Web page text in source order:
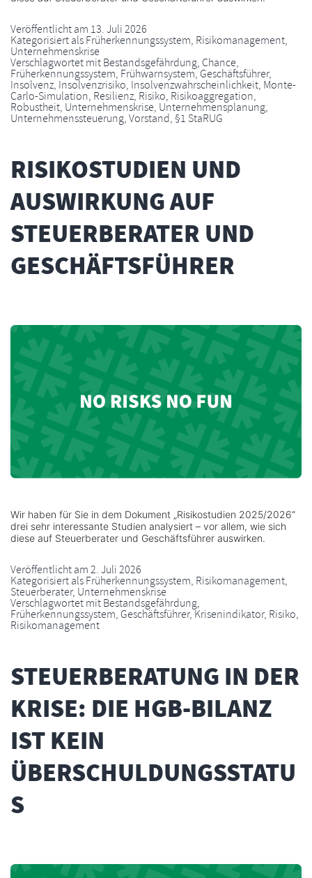
Veröffentlicht am 13. Juli 2026
Kategorisiert alsFrüherkennungssystem, Risikomanagement,
Unternehmenskrise
Verschlagwortet mitBestandsgefährdung, Chance,
Früherkennungssystem, Frühwarnsystem, Geschäftsführer,
Insolvenz, Insolvenzrisiko, Insolvenzwahrscheinlichkeit, Monte-
Carlo-Simulation, Resilienz, Risiko, Risikoaggregation,
Robustheit, Unternehmenskrise, Unternehmensplanung,
Unternehmenssteuerung,Vorstand,§1 StaRUG
RISIKOSTUDIEN UND
AUSWIRKUNG AUF
STEUERBERATER UND
GESCHÄFTSFÜHRER
Wir haben für Sie in dem Dokument „Risikostudien 2025/2026“
drei sehr interessante Studien analysiert – vor allem, wie sich
diese auf Steuerberater und Geschäftsführer auswirken.
Veröffentlicht am2. Juli 2026
Kategorisiert alsFrüherkennungssystem, Risikomanagement,
Steuerberater, Unternehmenskrise
Verschlagwortet mitBestandsgefährdung,
Früherkennungssystem, Geschäftsführer,Krisenindikator, Risiko,
Risikomanagement
STEUERBERATUNG IN DER
KRISE: DIE HGB-BILANZ
IST KEIN
ÜBERSCHULDUNGSSTATU
S